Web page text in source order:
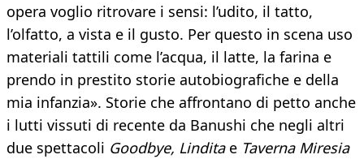
opera voglio ritrovare i sensi: l’udito, il tatto,
l’olfatto, a vista e il gusto. Per questo in scena uso
materiali tattili come l’acqua, il latte, la farina e
prendo in prestito storie autobiografiche e della
mia infanzia». Storie che affrontano di petto anche
i lutti vissuti di recente da Banushi che negli altri
due spettacoli Goodbye, Linditae Taverna Miresia